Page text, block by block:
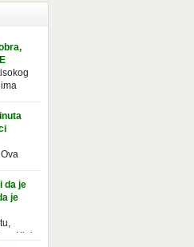
i
od
baš
kako
da je
je
u Kini